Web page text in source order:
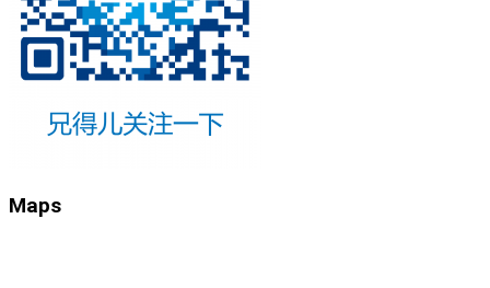
Maps